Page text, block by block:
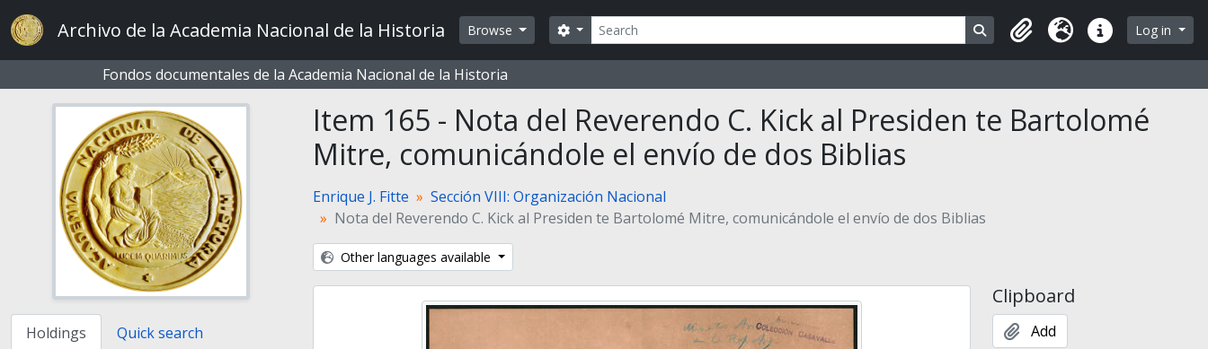
Skip to main content
Archivo de la Academia Nacional de la Historia Browse Search
Search options Search in browse page
ClipboardLanguageQuick linksLog in
Fondos documentales de la Academia Nacional de la Historia
Holdings
Quick search
Item 165 - Nota del Reverendo C. Kick al Presiden­ te Bartolomé
Mitre, comunicándole el envío de dos Biblias
Enrique J. Fitte
Sección VIII: Organización Nacional
Nota del Reverendo C. Kick al Presiden­ te Bartolomé Mitre, comunicándole el envío de dos Biblias
Other languages available
Clipboard
Add